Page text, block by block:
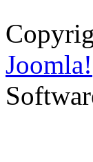
Joomla!